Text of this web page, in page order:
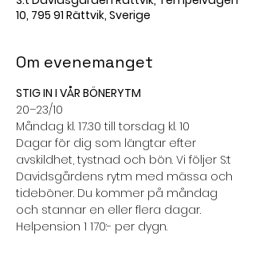
10, 795 91 Rättvik, Sverige
Om evenemanget
STIG IN I VÅR BÖNERYTM
20–23/10
Måndag kl. 17.30 till torsdag kl. 10
Dagar för dig som längtar efter
avskildhet, tystnad och bön. Vi följer S:t
Davidsgårdens rytm med mässa och
tideböner. Du kommer på måndag
och stannar en eller flera dagar.
Helpension 1 170:- per dygn.